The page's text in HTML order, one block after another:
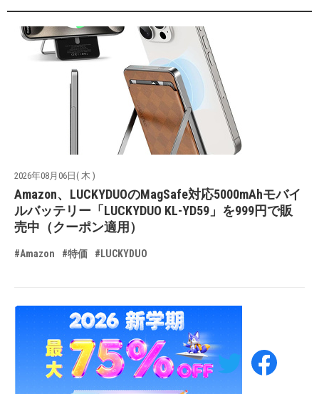
2026年08月06日( 木 )
Amazon、LUCKYDUOのMagSafe対応5000mAhモバイ
ルバッテリー「LUCKYDUO KL-YD59」を999円で販
売中（クーポン適用）
#Amazon #特価 #LUCKYDUO